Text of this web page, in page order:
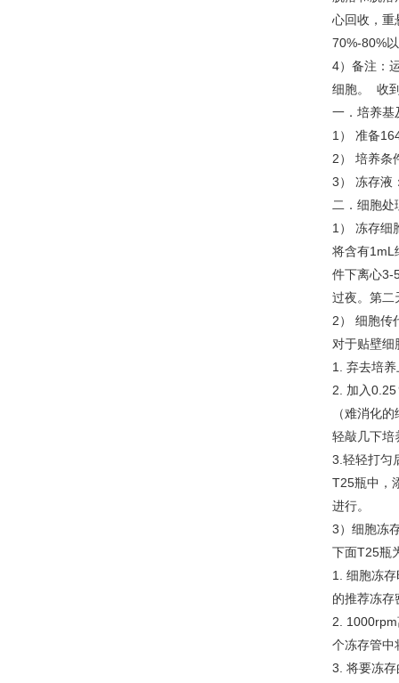
心回收，重
70%-80%
4）备注：
细胞。 收
一．培养基
1） 准备
2） 培养条
3） 冻存液
二．细胞处
1） 冻存细
将含有1mL
件下离心3-
过夜。第二
2） 细胞传
对于贴壁细
1. 弃去培
2. 加入
（难消化
轻敲几下培
3.轻轻打匀
T25瓶中，
进行。
3）细胞冻
下面T25瓶
1. 细胞冻
的推荐冻
2.
个冻存管中
3. 将要冻